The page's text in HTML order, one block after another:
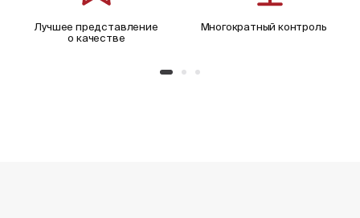
Лучшее представление
о качестве
Многократный контроль